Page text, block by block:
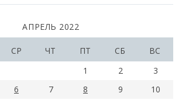
АПРЕЛЬ 2022
СР ЧТ ПТ СБ
ВС
1
2
3
6 7 8 9
10